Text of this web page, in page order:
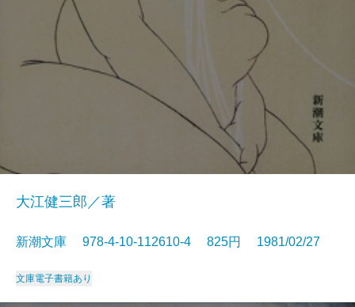
大江健三郎／著
新潮文庫 978-4-10-112610-4 825円 1981/02/27
文庫電子書籍あり